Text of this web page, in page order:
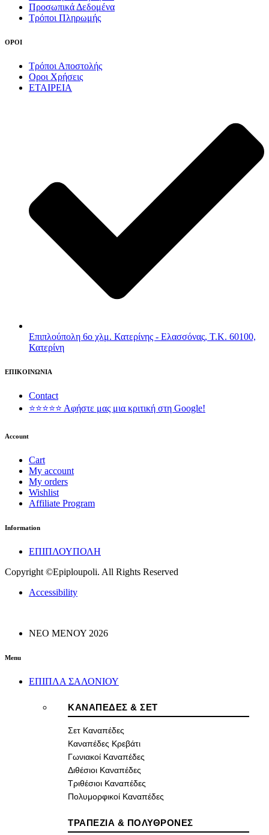
Προσωπικά Δεδομένα
Τρόποι Πληρωμής
ΟΡΟΙ
Τρόποι Αποστολής
Οροι Χρήσεις
ΕΤΑΙΡΕΙΑ
Επιπλούπολη 6ο χλμ. Κατερίνης - Ελασσόνας, Τ.Κ. 60100,
Κατερίνη
ΕΠΙΚΟΙΝΩΝΙΑ
Contact
⭐⭐⭐⭐⭐ Αφήστε μας μια κριτική στη Google!
Account
Cart
My account
My orders
Wishlist
Affiliate Program
Information
ΕΠΙΠΛΟΥΠΟΛΗ
Copyright ©Epiploupoli. All Rights Reserved
Accessibility
ΝΕΟ ΜΕΝΟΥ 2026
Menu
ΕΠΙΠΛΑ ΣΑΛΟΝΙΟΥ
ΚΑΝΑΠΕΔΕΣ & ΣΕΤ
Σετ Καναπέδες
Καναπέδες Κρεβάτι
Γωνιακοί Καναπέδες
Διθέσιοι Καναπέδες
Τριθέσιοι Καναπέδες
Πολυμορφικοί Καναπέδες
ΤΡΑΠΕΖΙΑ & ΠΟΛΥΘΡΟΝΕΣ